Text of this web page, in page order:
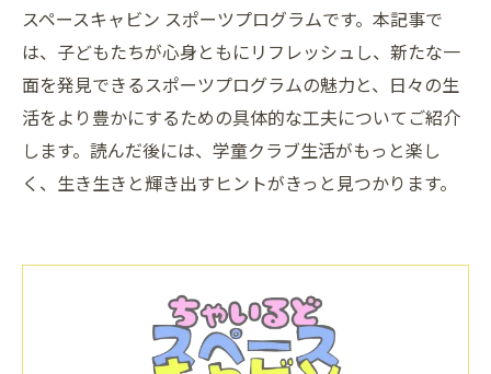
スペースキャビン スポーツプログラムです。本記事で
は、子どもたちが心身ともにリフレッシュし、新たな一
面を発見できるスポーツプログラムの魅力と、日々の生
活をより豊かにするための具体的な工夫についてご紹介
します。読んだ後には、学童クラブ生活がもっと楽し
く、生き生きと輝き出すヒントがきっと見つかります。